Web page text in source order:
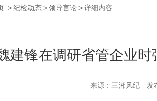
>纪检动态>领导言论>详细内容
建锋在调研省管企业
来源：三湘风纪 发